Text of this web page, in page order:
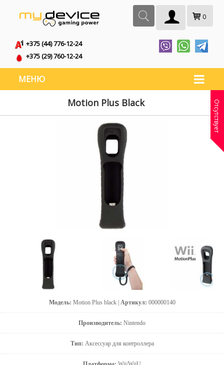
0
+375 (44) 776-12-24
+375 (29) 760-12-24
МЕНЮ
Motion Plus Black
Модель: Motion Plus black | Артикул: 000000140
Производитель: Nintendo
Тип: Аксессуар для контроллера
Отсутствует